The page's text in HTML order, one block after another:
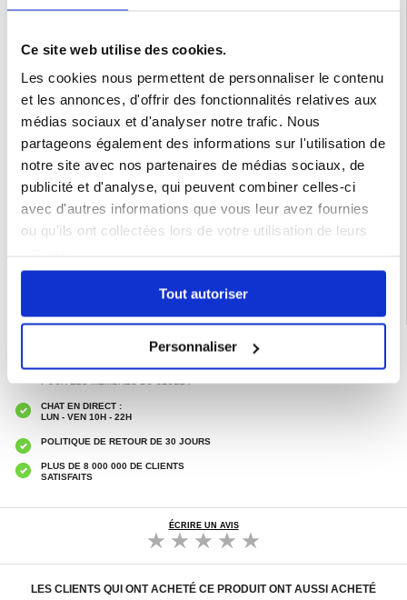
Ce site web utilise des cookies.
Les cookies nous permettent de personnaliser le contenu
et les annonces, d'offrir des fonctionnalités relatives aux
médias sociaux et d'analyser notre trafic. Nous
partageons également des informations sur l'utilisation de
notre site avec nos partenaires de médias sociaux, de
publicité et d'analyse, qui peuvent combiner celles-ci
avec d'autres informations que vous leur avez fournies
ou qu'ils ont collectées lors de votre utilisation de leurs
Tout autoriser
Personnaliser
verre trempé garantit une protection efficace contre les rayures, la saleté et les
Caractéristiques:
- Couvre complètement la partie avant de votre Xiaomi Redmi A4
- Le cadre coloré aux bords arrondis s'adapte parfaitement à votre Xiaomi
- Conçu avec un revêtement oléophobe qui le rend facile à nettoyer
EAN: 5714122510013
Catégories associées: Accessoires téléphone,Coque & Accessoires Xiaomi,
7 % DE RÉDUCTION
CHAT EN DIRECT :
LUN - VEN 10H - 22H
POLITIQUE DE RETOUR DE 30 JOURS
PLUS DE 8 000 000 DE CLIENTS
SATISFAITS
ÉCRIRE UN AVIS
LES CLIENTS QUI ONT ACHETÉ CE PRODUIT ONT AUSSI ACHETÉ